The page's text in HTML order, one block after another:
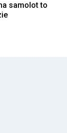
samolot to